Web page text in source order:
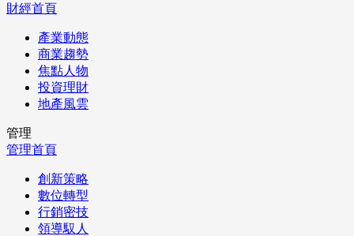
財經首頁
產業動態
商業趨勢
焦點人物
投資理財
地產風雲
管理
管理首頁
創新策略
數位轉型
行銷密技
領導馭人